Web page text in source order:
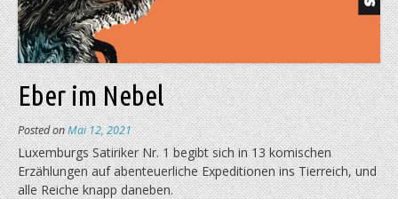
Eber im Nebel
Posted onMai 12, 2021
Luxemburgs Satiriker Nr. 1 begibt sich in 13 ko­mi­schen
Erzählungen auf abenteuerliche Expe­di­tionen ins Tierreich, und
alle Reiche knapp daneben.